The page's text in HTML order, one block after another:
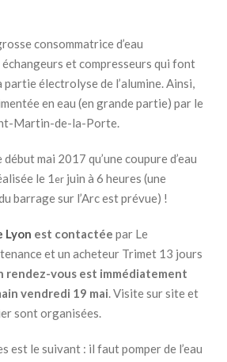
consommatrice d’eau
et compresseurs qui font
électrolyse de l’alumine. Ainsi,
en eau (en grande partie) par le
Martin-de-la-Porte.
mai 2017 qu’une coupure d’eau
le 1 er juin à 6 heures (une
barrage sur l’Arc est prévue) !
Lyon est contactée par Le
et un acheteur Trimet 13 jours
rendez-vous est immédiatement
vendredi 19 mai. Visite sur site et
sont organisées.
est le suivant : il faut pomper de l’eau